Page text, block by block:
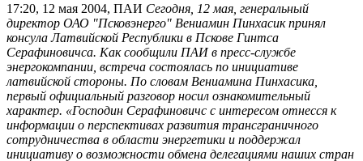
17:20, 12 мая 2004, ПАИ Сегодня, 12 мая, генеральный
директор ОАО "Псковэнерго" Вениамин Пинхасик принял
консула Латвийской Республики в Пскове Гинтса
Серафиновичса. Как сообщили ПАИ в пресс-службе
энергокомпании, встреча состоялась по инициативе
латвийской стороны. По словам Вениамина Пинхасика,
первый официальный разговор носил ознакомительный
характер. «Господин Серафиновичс с интересом отнесся к
информации о перспективах развития трансграничного
сотрудничества в области энергетики и поддержал
инициативу о возможности обмена делегациями наших стран